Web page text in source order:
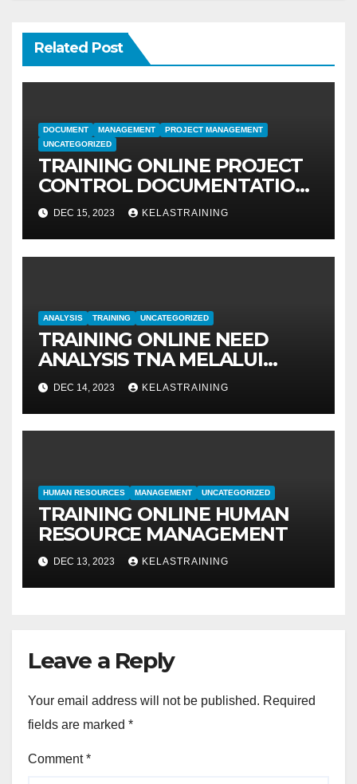
Related Post
DOCUMENT MANAGEMENT
PROJECT MANAGEMENT
UNCATEGORIZED
TRAINING ONLINE PROJECT
CONTROL DOCUMENTATION
MANAGEMENT
DEC 15, 2023 KELASTRAINING
ANALYSIS TRAINING UNCATEGORIZED
TRAINING ONLINE NEED
ANALYSIS TNA MELALUI
METODE IDENTIFIKASI DAN
EVALUASI
DEC 14, 2023 KELASTRAINING
HUMAN RESOURCES MANAGEMENT UNCATEGORIZED
TRAINING ONLINE HUMAN
RESOURCE MANAGEMENT
DEC 13, 2023 KELASTRAINING
Leave a Reply
Your email address will not be published. Required
fields are marked *
Comment*